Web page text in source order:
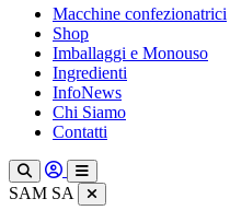
Macchine confezionatrici
Shop
Imballaggi e Monouso
Ingredienti
InfoNews
Chi Siamo
Contatti
SAM SA